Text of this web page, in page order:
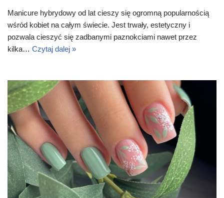
Manicure hybrydowy od lat cieszy się ogromną popularnością
wśród kobiet na całym świecie. Jest trwały, estetyczny i
pozwala cieszyć się zadbanymi paznokciami nawet przez
kilka… Czytaj dalej »